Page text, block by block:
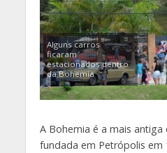
Alguns carros
ficaram
estacionados dentro
da Bohemia
A Bohemia é a mais antiga
fundada em Petrópolis em